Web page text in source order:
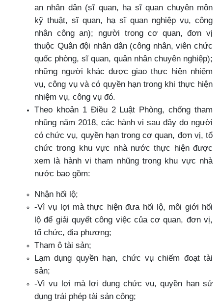
an nhân dân (sĩ quan, hạ sĩ quan chuyên môn
kỹ thuật, sĩ quan, hạ sĩ quan nghiệp vụ, công
nhân công an); người trong cơ quan, đơn vị
thuộc Quân đội nhân dân (công nhân, viên chức
quốc phòng, sĩ quan, quân nhân chuyên nghiệp);
những người khác được giao thực hiện nhiệm
vụ, công vụ và có quyền hạn trong khi thực hiện
nhiệm vụ, công vụ đó.
Theo khoản 1 Điều 2 Luật Phòng, chống tham
nhũng năm 2018, các hành vi sau đây do người
có chức vụ, quyền hạn trong cơ quan, đơn vị, tổ
chức trong khu vực nhà nước thực hiện được
xem là hành vi tham nhũng trong khu vực nhà
nước bao gồm:
Nhận hối lộ;
-Vì vụ lợi mà thực hiện đưa hối lộ, môi giới hối
lộ để giải quyết công việc của cơ quan, đơn vị,
tổ chức, địa phương;
Tham ô tài sản;
Lạm dụng quyền hạn, chức vụ chiếm đoạt tài
sản;
-Vì vụ lợi mà lợi dụng chức vụ, quyền hạn sử
dụng trái phép tài sản công;